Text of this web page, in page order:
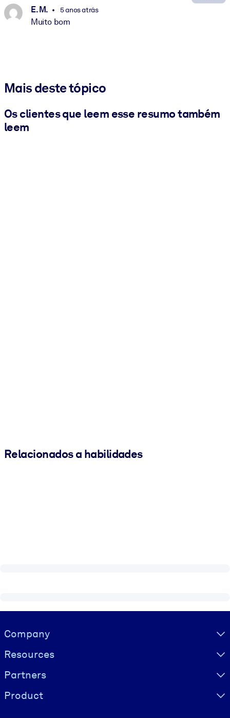
E. M. 5 anos atrás
Muito bom
Mais deste tópico
Os clientes que leem esse resumo também
leem
Relacionados a habilidades
Visually hidden Text
Company
Resources
Partners
Product